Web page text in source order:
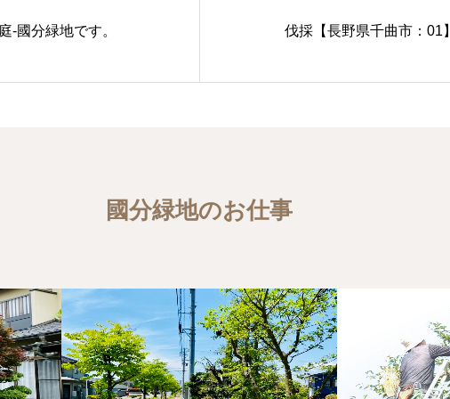
-國分緑地です。 伐採【長野県千曲市：01】
國分緑地のお仕事